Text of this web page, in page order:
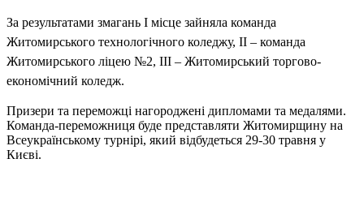
За результатами змагань I місце зайняла команда
Житомирського технологічного коледжу, II – команда
Житомирського ліцею №2, III – Житомирський торгово-
економічний коледж.
Призери та переможці нагороджені дипломами та медалями.
Команда-переможниця буде представляти Житомирщину на
Всеукраїнському турнірі, який відбудеться 29-30 травня у
Києві.